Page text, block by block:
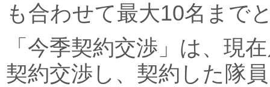
も合わせて最大10名まで
「今季契約交渉」は、現
契約交渉し、契約した隊